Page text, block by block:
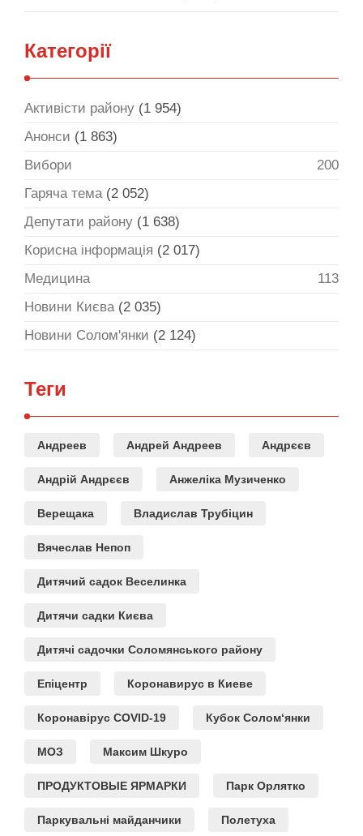
Категорії
Активісти району (1 954)
Анонси (1 863)
Вибори
200
Гаряча тема(2 052)
Депутати району (1 638)
Корисна інформація (2 017)
Медицина
113
Новини Києва(2 035)
Новини Солом'янки (2 124)
Теги
Андреев Андрей Андреев Андрєєв
Андрій Андрєєв Анжеліка Музиченко
Верещака Владислав Трубіцин
Вячеслав Непоп
Дитячий садок Веселинка
Дитячи садки Києва
Дитячі садочки Соломянського району
Епіцентр Коронавирус в Киеве
Коронавірус COVID-19 Кубок Солом‘янки
МОЗ Максим Шкуро
ПРОДУКТОВЫЕ ЯРМАРКИ Парк Орлятко
Паркувальні майданчики Полетуха